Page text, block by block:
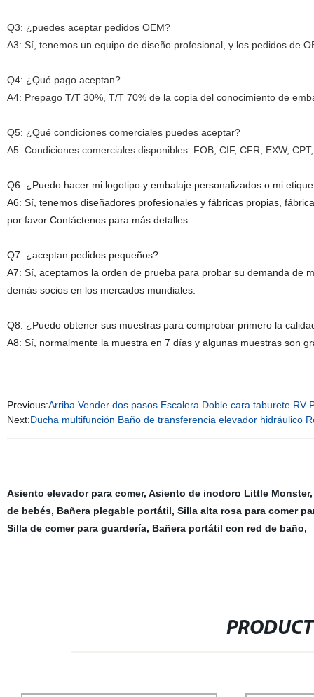
Q3: ¿puedes aceptar pedidos OEM?
A3: Sí, tenemos un equipo de diseño profesional, y los pedidos de
Q4: ¿Qué pago aceptan?
A4: Prepago T/T 30%, T/T 70% de la copia del conocimiento de
Q5: ¿Qué condiciones comerciales puedes aceptar?
A5: Condiciones comerciales disponibles: FOB, CIF, CFR, EXW,
Q6: ¿Puedo hacer mi logotipo y embalaje personalizados o mi
A6: Sí, tenemos diseñadores profesionales y fábricas propias,
por favor Contáctenos para más detalles.
Q7: ¿aceptan pedidos pequeños?
A7: Sí, aceptamos la orden de prueba para probar su demanda de
demás socios en los mercados mundiales.
Q8: ¿Puedo obtener sus muestras para comprobar primero la
A8: Sí, normalmente la muestra en 7 días y algunas muestras son
Previous:Arriba Vender dos pasos Escalera Doble cara taburete
Next:Ducha multifunción Baño de transferencia elevador hidráulico
Asiento elevador para comer, Asiento de inodoro Little Monster,
de bebés, Bañera plegable portátil, Silla alta rosa para comer
Silla de comer para guardería, Bañera portátil con red de baño,